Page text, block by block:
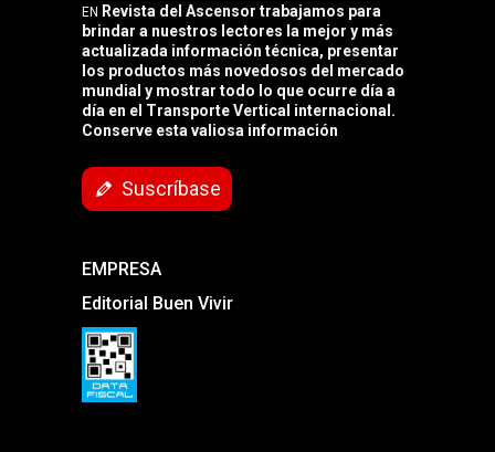
EN Revista del Ascensor trabajamos para
brindar a nuestros lectores la mejor y más
actualizada información técnica, presentar
los productos más novedosos del mercado
mundial y mostrar todo lo que ocurre día a
día en el Transporte Vertical internacional.
Conserve esta valiosa información
Suscríbase
EMPRESA
Editorial Buen Vivir